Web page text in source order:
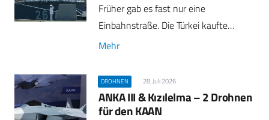
Früher gab es fast nur eine
Einbahnstraße. Die Türkei kaufte…
Mehr
DROHNEN 28. Juli 2026
ANKA III & Kızılelma – 2 Drohnen
für den KAAN